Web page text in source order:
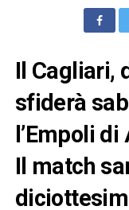
Il Cagliari,
sfiderà
l’Empoli
Il match